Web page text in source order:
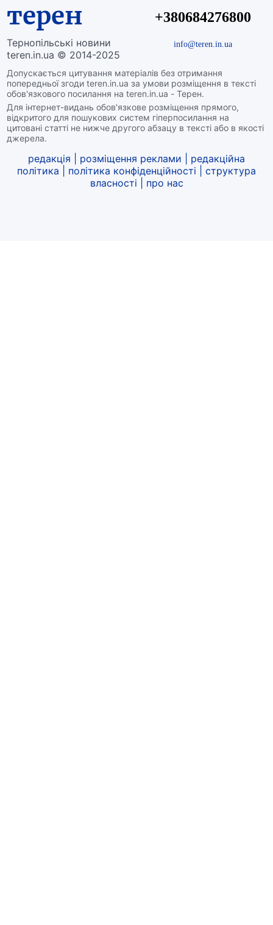
терен
Тернопільські новини
teren.in.ua © 2014-2025
Допускається цитування матеріалів без отримання
попередньої згоди teren.in.ua за умови розміщення в тексті
обов'язкового посилання на teren.in.ua - Терен.
Для інтернет-видань обов'язкове розміщення прямого,
відкритого для пошукових систем гіперпосилання на
цитовані статті не нижче другого абзацу в тексті або в якості
джерела.
+380684276800
info@teren.in.ua
редакція розміщення реклами
редакційна
політика
політика конфіденційності
структура
власності
про нас